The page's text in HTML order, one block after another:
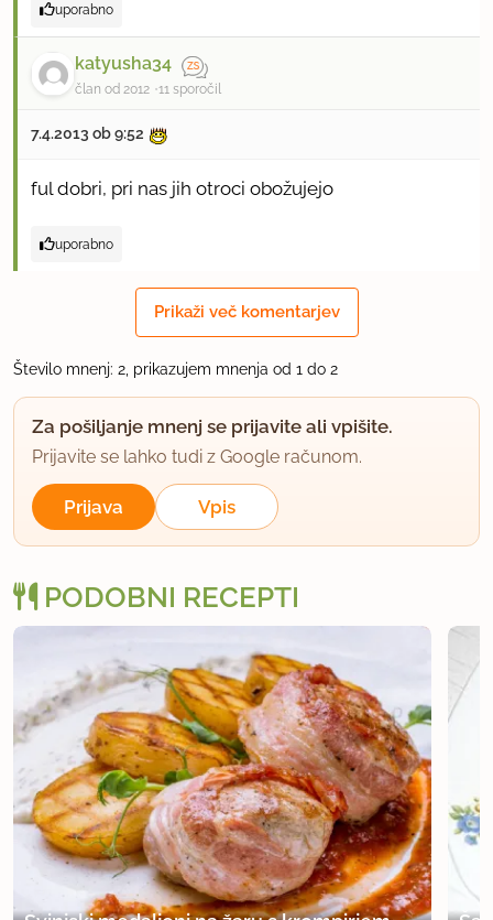
uporabno
katyusha34
član od 2012 11 sporočil
7.4.2013 ob 9:52
ful dobri, pri nas jih otroci obožujejo
uporabno
Prikaži več komentarjev
Število mnenj: 2, prikazujem mnenja od 1 do 2
Za pošiljanje mnenj se prijavite ali vpišite.
Prijavite se lahko tudi z Google računom.
Prijava Vpis
PODOBNI RECEPTI